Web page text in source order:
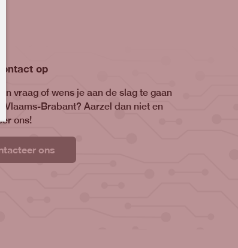
op
vraag of wens je aan de slag te gaan
Vlaams-Brabant? Aarzel dan niet en
ons!
ons